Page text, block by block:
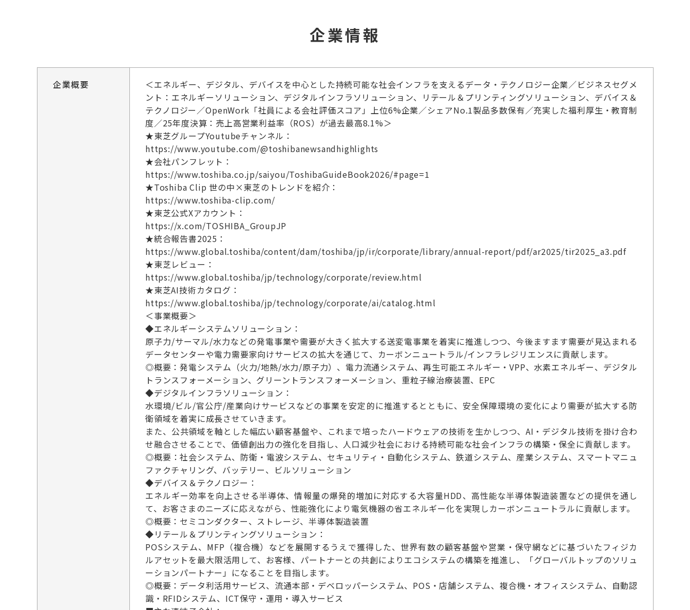
企業情報
企業概要
＜エネルギー、デジタル、デバイスを中心とした持続可能な社会インフラを支えるデータ・テクノロジー企業／ビジネスセグメ
ント：エネルギーソリューション、デジタルインフラソリューション、リテール＆プリンティングソリューション、デバイス＆
テクノロジー／OpenWork「社員による会社評価スコア」上位6%企業／シェアNo.1製品多数保有／充実した福利厚生・教育制
度／25年度決算：売上高営業利益率（ROS）が過去最高8.1%＞
★東芝グループYoutubeチャンネル：
https://www.youtube.com/@toshibanewsandhighlights
★会社パンフレット：
https://www.toshiba.co.jp/saiyou/ToshibaGuideBook2026/#page=1
★Toshiba Clip 世の中×東芝のトレンドを紹介：
https://www.toshiba-clip.com/
★東芝公式Xアカウント：
https://x.com/TOSHIBA_GroupJP
★統合報告書2025：
https://www.global.toshiba/content/dam/toshiba/jp/ir/corporate/library/annual-report/pdf/ar2025/tir2025_a3.pdf
★東芝レビュー：
https://www.global.toshiba/jp/technology/corporate/review.html
★東芝AI技術カタログ：
https://www.global.toshiba/jp/technology/corporate/ai/catalog.html
＜事業概要＞
◆エネルギーシステムソリューション：
原子力/サーマル/水力などの発電事業や需要が大きく拡大する送変電事業を着実に推進しつつ、今後ますます需要が見込まれる
データセンターや電力需要家向けサービスの拡大を通じて、カーボンニュートラル/インフラレジリエンスに貢献します。
◎概要：発電システム（火力/地熱/水力/原子力）、電力流通システム、再生可能エネルギー・VPP、水素エネルギー、デジタル
トランスフォーメーション、グリーントランスフォーメーション、重粒子線治療装置、EPC
◆デジタルインフラソリューション：
水環境/ビル/官公庁/産業向けサービスなどの事業を安定的に推進するとともに、安全保障環境の変化により需要が拡大する防
衛領域を着実に成長させていきます。
また、公共領域を軸とした幅広い顧客基盤や、これまで培ったハードウェアの技術を生かしつつ、AI・デジタル技術を掛け合わ
せ融合させることで、価値創出力の強化を目指し、人口減少社会における持続可能な社会インフラの構築・保全に貢献します。
◎概要：社会システム、防衛・電波システム、セキュリティ・自動化システム、鉄道システム、産業システム、スマートマニュ
ファクチャリング、バッテリー、ビルソリューション
◆デバイス＆テクノロジー：
エネルギー効率を向上させる半導体、情報量の爆発的増加に対応する大容量HDD、高性能な半導体製造装置などの提供を通し
て、お客さまのニーズに応えながら、性能強化により電気機器の省エネルギー化を実現しカーボンニュートラルに貢献します。
◎概要：セミコンダクター、ストレージ、半導体製造装置
◆リテール＆プリンティングソリューション：
POSシステム、MFP（複合機）などを展開するうえで獲得した、世界有数の顧客基盤や営業・保守網などに基づいたフィジカ
ルアセットを最大限活用して、お客様、パートナーとの共創によりエコシステムの構築を推進し、「グローバルトップのソリュ
ーションパートナー」になることを目指します。
◎概要：データ利活用サービス、流通本部・デベロッパーシステム、POS・店舗システム、複合機・オフィスシステム、自動認
識・RFIDシステム、ICT保守・運用・導入サービス